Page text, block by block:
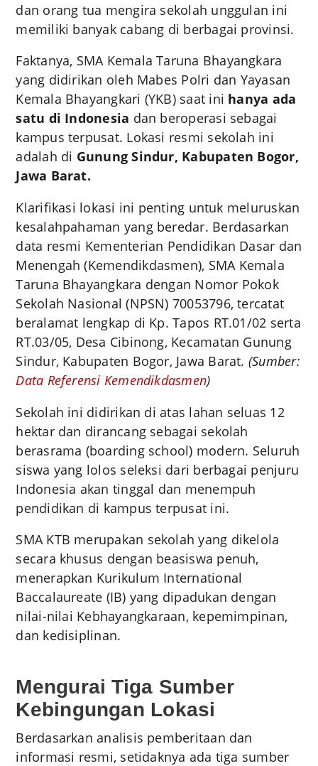
dan orang tua mengira sekolah unggulan ini
memiliki banyak cabang di berbagai provinsi.
Faktanya, SMA Kemala Taruna Bhayangkara
yang didirikan oleh Mabes Polri dan Yayasan
Kemala Bhayangkari (YKB) saat ini hanya ada
satu di Indonesia dan beroperasi sebagai
kampus terpusat. Lokasi resmi sekolah ini
adalah di Gunung Sindur, Kabupaten Bogor,
Jawa Barat.
Klarifikasi lokasi ini penting untuk meluruskan
kesalahpahaman yang beredar. Berdasarkan
data resmi Kementerian Pendidikan Dasar dan
Menengah (Kemendikdasmen), SMA Kemala
Taruna Bhayangkara dengan Nomor Pokok
Sekolah Nasional (NPSN) 70053796, tercatat
beralamat lengkap di Kp. Tapos RT.01/02 serta
RT.03/05, Desa Cibinong, Kecamatan Gunung
Sindur, Kabupaten Bogor, Jawa Barat. (Sumber:
Data Referensi Kemendikdasmen)
Sekolah ini didirikan di atas lahan seluas 12
hektar dan dirancang sebagai sekolah
berasrama (boarding school) modern. Seluruh
siswa yang lolos seleksi dari berbagai penjuru
Indonesia akan tinggal dan menempuh
pendidikan di kampus terpusat ini.
SMA KTB merupakan sekolah yang dikelola
secara khusus dengan beasiswa penuh,
menerapkan Kurikulum International
Baccalaureate (IB) yang dipadukan dengan
nilai-nilai Kebhayangkaraan, kepemimpinan,
dan kedisiplinan.
Mengurai Tiga Sumber
Kebingungan Lokasi
Berdasarkan analisis pemberitaan dan
informasi resmi, setidaknya ada tiga sumber